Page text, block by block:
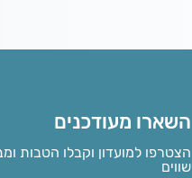
השארו מעודכנים
הצטרפו למועדון וקבלו הטבות
שווים